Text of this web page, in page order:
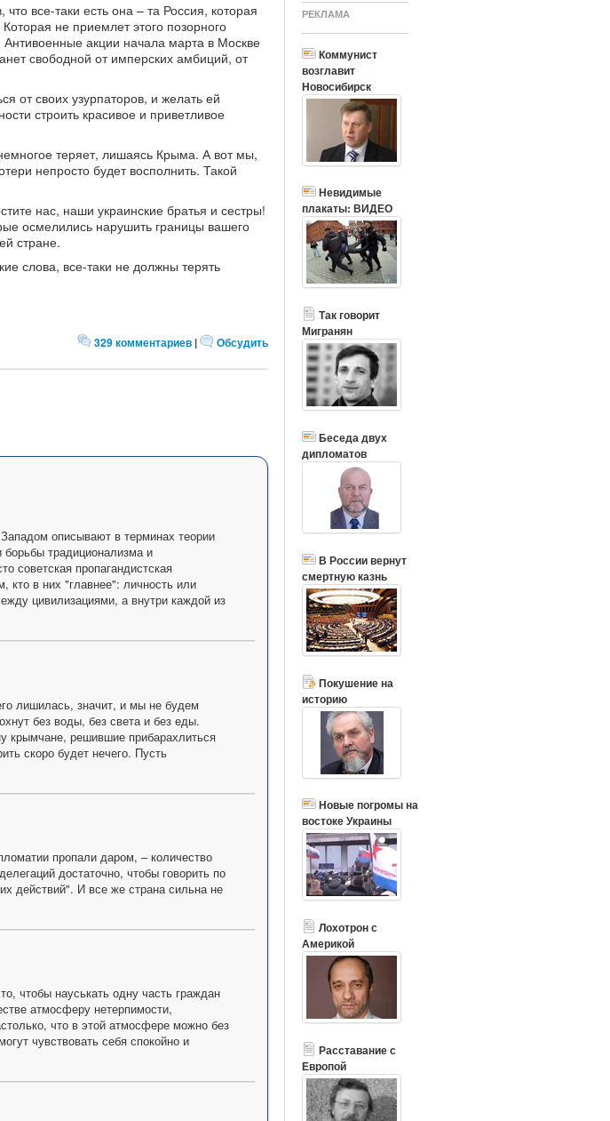
все-таки есть она – та Россия, которая
не приемлет этого позорного
акции начала марта в Москве
свободной от имперских амбиций, от
от своих узурпаторов, и желать ей
строить красивое и приветливое
теряет, лишаясь Крыма. А вот мы,
непросто будет восполнить. Такой
нас, наши украинские братья и сестры!
осмелились нарушить границы вашего
стране.
слова, все-таки не должны терять
329 комментариев | Обсудить
описывают в терминах теории
борьбы традиционализма и
советская пропагандистская
кто в них "главнее": личность или
цивилизациями, а внутри каждой из
лишилась, значит, и мы не будем
без воды, без света и без еды.
крымчане, решившие прибарахлиться
скоро будет нечего. Пусть
пропали даром, – количество
достаточно, чтобы говорить по
действий". И все же страна сильна не
чтобы науськать одну часть граждан
атмосферу нетерпимости,
что в этой атмосфере можно без
чувствовать себя спокойно и
РЕКЛАМА
Коммунист
возглавит
Новосибирск
Невидимые
плакаты: ВИДЕО
Так говорит
Мигранян
Беседа двух
дипломатов
В России вернут
смертную казнь
Покушение на
историю
Новые погромы на
востоке Украины
Лохотрон с
Америкой
Расставание с
Европой